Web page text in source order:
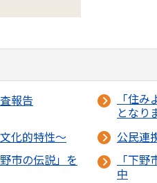
報告
「住
となり
化的特性～
公民連
市の伝説」を
「下
中